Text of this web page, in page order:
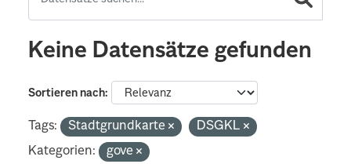
Keine Datensätze gefunden
Sortieren nach
Tags: Stadtgrundkarte
DSGKL
Kategorien:
gove